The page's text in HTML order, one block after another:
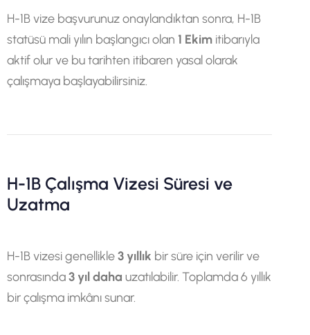
H-1B vize başvurunuz onaylandıktan sonra, H-1B
statüsü mali yılın başlangıcı olan 1 Ekim itibarıyla
aktif olur ve bu tarihten itibaren yasal olarak
çalışmaya başlayabilirsiniz.
H-1B Çalışma Vizesi Süresi ve
Uzatma
H-1B vizesi genellikle3 yıllık bir süre için verilir ve
sonrasında3 yıl daha uzatılabilir. Toplamda 6 yıllık
bir çalışma imkânı sunar.